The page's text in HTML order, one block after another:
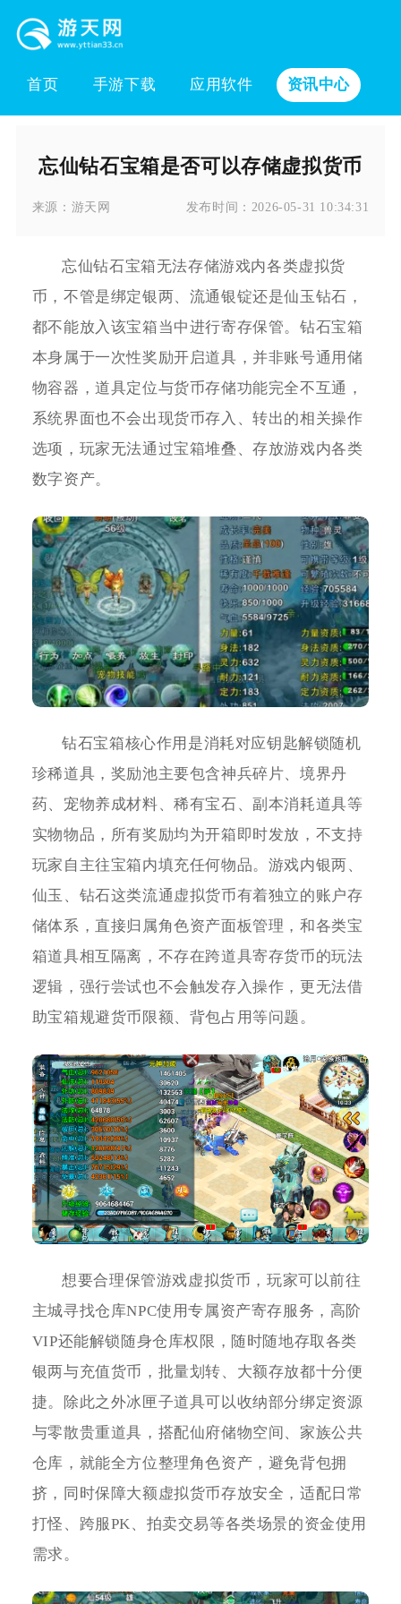
首页 手游下载 应用软件 资讯中心
忘仙钻石宝箱是否可以存储虚拟货币
来源： 游天网 发布时间： 2026-05-31 10:34:31
忘仙钻石宝箱无法存储游戏内各类虚拟货
币，不管是绑定银两、流通银锭还是仙玉钻石，
都不能放入该宝箱当中进行寄存保管。钻石宝箱
本身属于一次性奖励开启道具，并非账号通用储
物容器，道具定位与货币存储功能完全不互通，
系统界面也不会出现货币存入、转出的相关操作
选项，玩家无法通过宝箱堆叠、存放游戏内各类
数字资产。
钻石宝箱核心作用是消耗对应钥匙解锁随机
珍稀道具，奖励池主要包含神兵碎片、境界丹
药、宠物养成材料、稀有宝石、副本消耗道具等
实物物品，所有奖励均为开箱即时发放，不支持
玩家自主往宝箱内填充任何物品。游戏内银两、
仙玉、钻石这类流通虚拟货币有着独立的账户存
储体系，直接归属角色资产面板管理，和各类宝
箱道具相互隔离，不存在跨道具寄存货币的玩法
逻辑，强行尝试也不会触发存入操作，更无法借
助宝箱规避货币限额、背包占用等问题。
想要合理保管游戏虚拟货币，玩家可以前往
主城寻找仓库NPC使用专属资产寄存服务，高阶
VIP还能解锁随身仓库权限，随时随地存取各类
银两与充值货币，批量划转、大额存放都十分便
捷。除此之外冰匣子道具可以收纳部分绑定资源
与零散贵重道具，搭配仙府储物空间、家族公共
仓库，就能全方位整理角色资产，避免背包拥
挤，同时保障大额虚拟货币存放安全，适配日常
打怪、跨服PK、拍卖交易等各类场景的资金使用
需求。